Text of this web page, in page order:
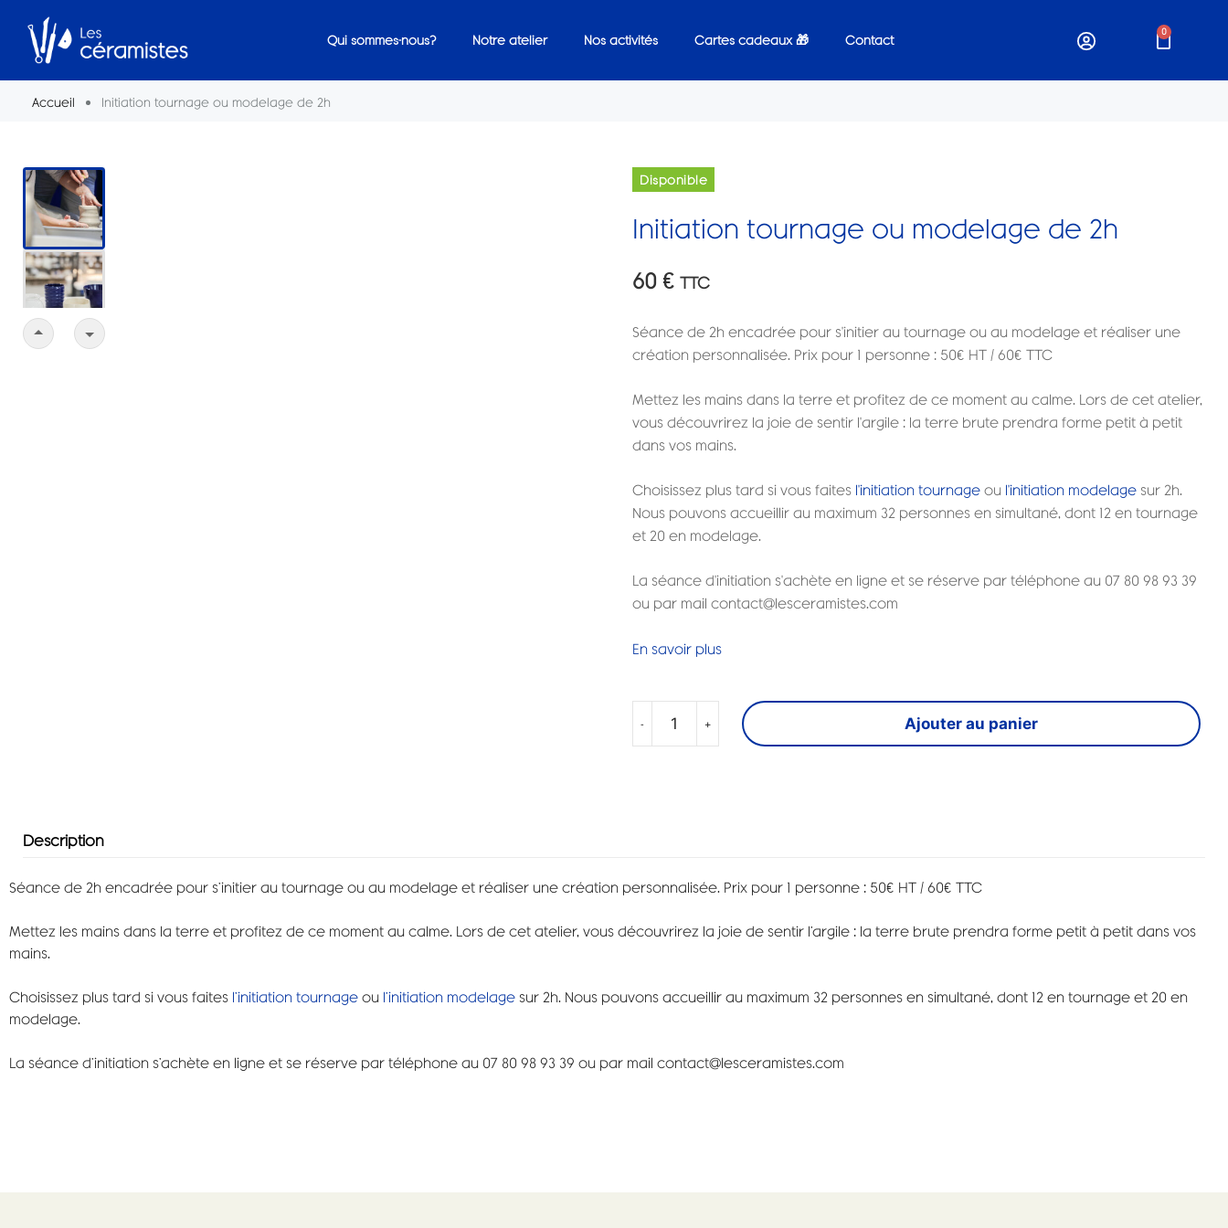
Qui sommes-nous? Notre atelier Nos activités Cartes cadeaux 🎁 Contact 0
Accueil Initiation tournage ou modelage de 2h
Disponible
Initiation tournage ou modelage de 2h
60 € TTC
Séance de 2h encadrée pour s'initier au tournage ou au modelage et réaliser une
création personnalisée. Prix pour 1 personne : 50€ HT / 60€ TTC
Mettez les mains dans la terre et profitez de ce moment au calme. Lors de cet atelier,
vous découvrirez la joie de sentir l'argile : la terre brute prendra forme petit à petit
dans vos mains.
Choisissez plus tard si vous faites l'initiation tournageou l'initiation modelage sur 2h.
Nous pouvons accueillir au maximum 32 personnes en simultané, dont 12 en tournage
et 20 en modelage.
La séance d'initiation s'achète en ligne et se réserve par téléphone au 07 80 98 93 39
ou par mail contact@lesceramistes.com
En savoir plus
- + Ajouter au panier
Description
Séance de 2h encadrée pour s’initier au tournage ou au modelage et réaliser une création personnalisée. Prix pour 1 personne : 50€ HT / 60€ TTC
Mettez les mains dans la terre et profitez de ce moment au calme. Lors de cet atelier, vous découvrirez la joie de sentir l’argile : la terre brute prendra forme petit à petit dans vos
mains.
Choisissez plus tard si vous faites l’initiation tournageou l’initiation modelage sur 2h. Nous pouvons accueillir au maximum 32 personnes en simultané, dont 12 en tournage et 20 en
modelage.
La séance d’initiation s’achète en ligne et se réserve par téléphone au 07 80 98 93 39 ou par mail contact@lesceramistes.com